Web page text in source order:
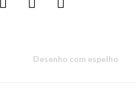
Desenho com espelho